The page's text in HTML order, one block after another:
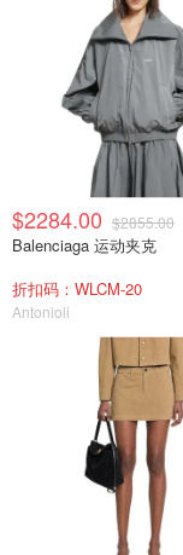
$2284.00 $2855.00
Balenciaga 运动夹克
折扣码：WLCM-20
Antonioli